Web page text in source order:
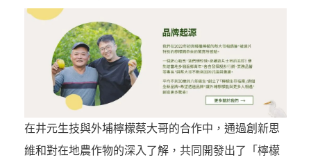
在井元生技與外埔檸檬蔡大哥的合作中，通過創新思
維和對在地農作物的深入了解，共同開發出了「檸檬